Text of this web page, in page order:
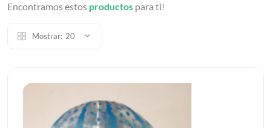
Encontramos estos productos para ti!
Mostrar: 20